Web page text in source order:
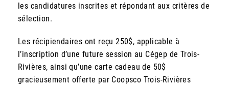
les candidatures inscrites et répondant aux critères de
sélection.
Les récipiendaires ont reçu 250$, applicable à
l’inscription d’une future session au Cégep de Trois-
Rivières, ainsi qu’une carte cadeau de 50$
gracieusement offerte par Coopsco Trois-Rivières